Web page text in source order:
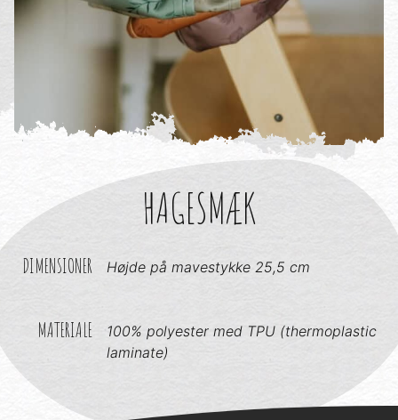
HAGESMÆK
DIMENSIONER Højde på mavestykke 25,5 cm
MATERIALE
100% polyester med TPU (thermoplastic
laminate)